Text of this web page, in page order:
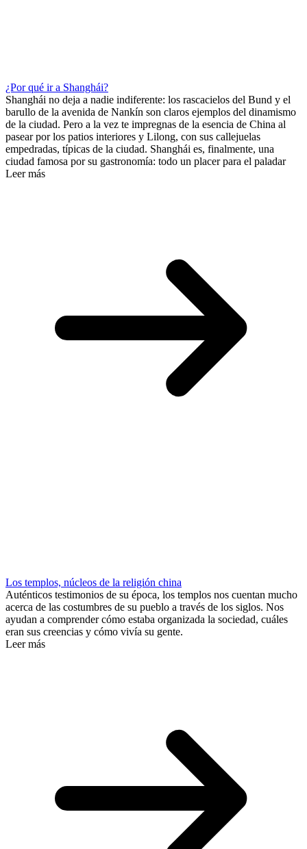
¿Por qué ir a Shanghái?
Shanghái no deja a nadie indiferente: los rascacielos del Bund y el
barullo de la avenida de Nankín son claros ejemplos del dinamismo
de la ciudad. Pero a la vez te impregnas de la esencia de China al
pasear por los patios interiores y Lilong, con sus callejuelas
empedradas, típicas de la ciudad. Shanghái es, finalmente, una
ciudad famosa por su gastronomía: todo un placer para el paladar
Leer más
Los templos, núcleos de la religión china
Auténticos testimonios de su época, los templos nos cuentan mucho
acerca de las costumbres de su pueblo a través de los siglos. Nos
ayudan a comprender cómo estaba organizada la sociedad, cuáles
eran sus creencias y cómo vivía su gente.
Leer más